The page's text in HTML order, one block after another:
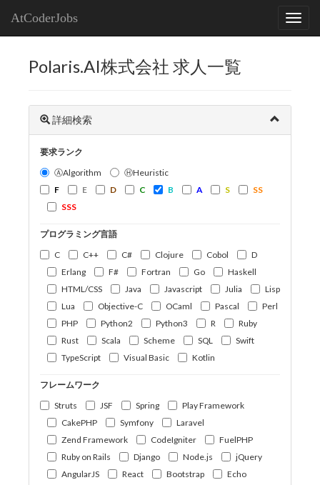
AtCoderJobs
Polaris.AI株式会社 求人一覧
詳細検索
要求ランク
ⒶAlgorithm
ⒽHeuristic
F
E D C B A S
SS
SSS
プログラミング言語
C
C++ C# Clojure Cobol
D
Erlang
F# Fortran Go
Haskell
HTML/CSS
Java Javascript Julia
Lisp
Lua
Objective-C OCaml Pascal
Perl
PHP
Python2 Python3 R
Ruby
Rust
Scala Scheme SQL
Swift
TypeScript
Visual Basic Kotlin
フレームワーク
Struts
JSF Spring
Play Framework
CakePHP
Symfony
Laravel
Zend Framework
CodeIgniter
FuelPHP
Ruby on Rails
Django Node.js
jQuery
AngularJS
React Bootstrap
Echo